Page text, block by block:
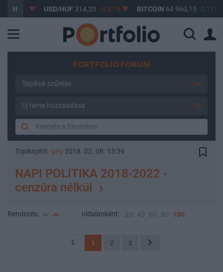
USD/HUF 314,20 -0,87% BITCOIN64 960,15 0,11%
PORTFOLIO FORUM
Topikok szűrése
Új téma hozzáadása
Topiknyitó: -pny 2018. 02. 08. 13:39
NAPI POLITIKA 2018-2022 -
cenzúra nélkül
Rendezés: oldalanként: 20 40 60 80 100
1 2 3